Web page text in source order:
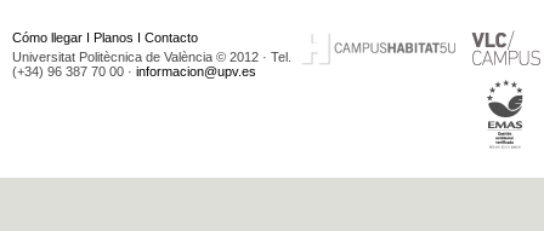
Cómo llegar I Planos I Contacto
Universitat Politècnica de València © 2012 · Tel.
(+34) 96 387 70 00 · informacion@upv.es